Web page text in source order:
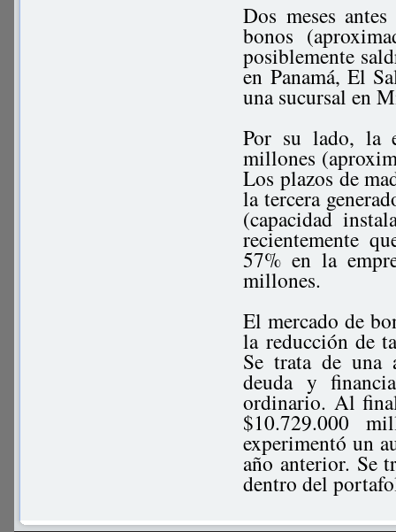
Dos meses
bonos
posiblemente
en Panamá, El
una sucursal en
Por su lado, la
millones
Los plazos de
la tercera
(capacidad
recientemente
57% en la
millones.
El mercado de
la reducción de
Se trata de una
deuda y
ordinario. Al
$10.729.000
experimentó un
año anterior. Se
dentro del